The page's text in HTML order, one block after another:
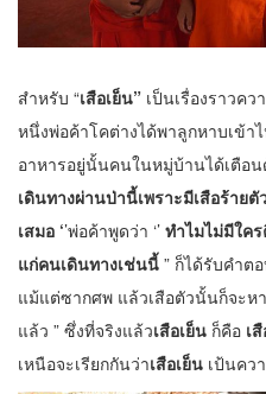
สำหรับ “เสือเย็น” เป็นเรื่องราวค
หนึ่งพ่อค้าโคต่างได้พาลูกหาบเข้
อาหารอยู่นั้นคนในหมู่บ้านได้เตือ
เดินทางผ่านป่านี้เพราะมีเสือร้าย
เสมอ ‘’พ่อค้าพูดว่า ‘’ ทำไมไม่มีใค
แก่คนเดินทางเช่นนี้ ” ก็ได้รับคำต
แม้แต่ซากศพ แล้วเสือตัวนั้นก็จะห
แล้ว ” ซึ่งที่จริงแล้วเสือเย็น ก็คือ เ
เหนือจะเรียกกันว่าเสือเย็น เป้นคว